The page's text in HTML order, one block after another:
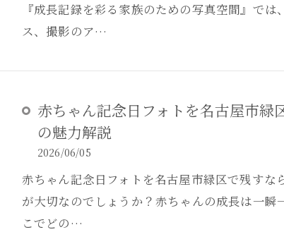
『成長記録を彩る家族のための写真空間』で
ス、撮影のア…
赤ちゃん記念日フォトを名古屋市緑
の魅力解説
2026/06/05
赤ちゃん記念日フォトを名古屋市緑区で残すな
が大切なのでしょうか？赤ちゃんの成長は一
こでどの…